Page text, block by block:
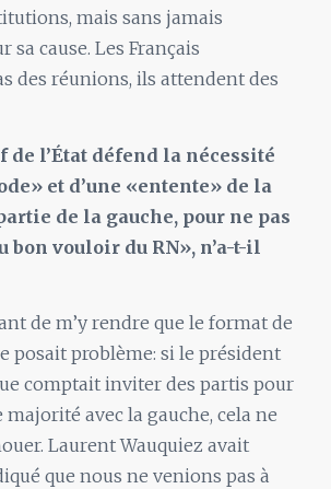
mais sans jamais
sa cause. Les Français
des réunions, ils attendent des
de l’État défend la nécessité
et d’une «entente» de la
de la gauche, pour ne pas
bon vouloir du RN», n’a-t-il
de m’y rendre que le format de
posait problème: si le président
comptait inviter des partis pour
avec la gauche, cela ne
Laurent Wauquiez avait
que nous ne venions pas à